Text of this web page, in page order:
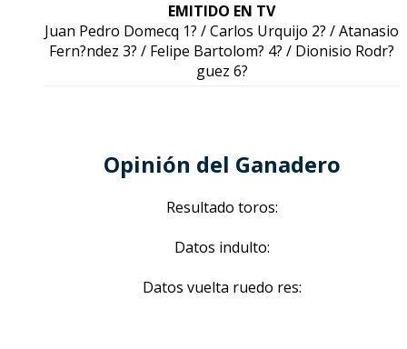
EMITIDO EN TV
Juan Pedro Domecq 1? / Carlos Urquijo 2? / Atanasio
Fern?ndez 3? / Felipe Bartolom? 4? / Dionisio Rodr?
guez 6?
Opinión del Ganadero
Resultado toros:
Datos indulto:
Datos vuelta ruedo res: